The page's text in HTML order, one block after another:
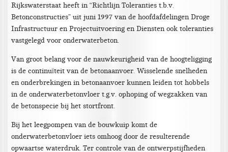
Rijkswaterstaat heeft in “Richtlijn Toleranties t.b.v.
Betonconstructies” uit juni 1997 van de hoofdafdelingen Droge
Infrastructuur en Projectuitvoering en Diensten ook toleranties
vastgelegd voor onderwaterbeton.
Van groot belang voor de nauwkeurigheid van de hoogteligging
is de continuïteit van de betonaanvoer. Wisselende snelheden
en onderbrekingen in betonaanvoer kunnen leiden tot hobbels
in de onderwaterbetonvloer t.g.v. ophoping of wegzakken van
de betonspecie bij het stortfront.
Bij het leegpompen van de bouwkuip komt de
onderwaterbetonvloer iets omhoog door de resulterende
opwaartse waterdruk. Ter controle van de ontwerpstijfheden